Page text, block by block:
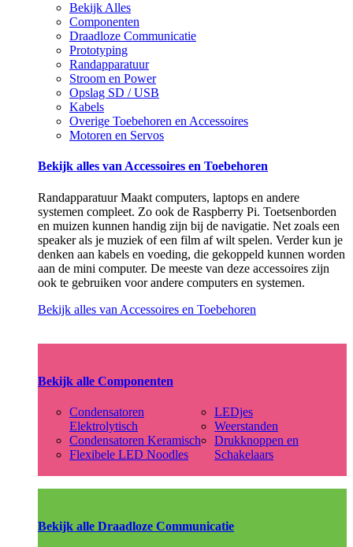
Bekijk Alles
Componenten
Draadloze Communicatie
Prototyping
Randapparatuur
Stroom en Power
Opslag SD / USB
Kabels
Overige Toebehoren en Accessoires
Motoren en Servos
Bekijk alles van Accessoires en Toebehoren
Randapparatuur Maakt computers, laptops en andere
systemen compleet. Zo ook de Raspberry Pi. Toetsenborden
en muizen kunnen handig zijn bij de navigatie. Net zoals een
speaker als je muziek of een film af wilt spelen. Verder kun je
denken aan kabels en voeding, die gekoppeld kunnen worden
aan de mini computer. De meeste van deze accessoires zijn
ook te gebruiken voor andere computers en systemen.
Bekijk alles van Accessoires en Toebehoren
Bekijk alle Componenten
Condensatoren
Elektrolytisch
Condensatoren Keramisch
Flexibele LED Noodles
LEDjes
Weerstanden
Drukknoppen en
Schakelaars
Bekijk alle Draadloze Communicatie